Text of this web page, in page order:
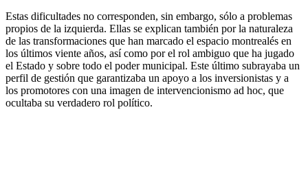
Estas dificultades no corresponden, sin embargo, sólo a problemas
propios de la izquierda. Ellas se explican también por la naturaleza
de las transformaciones que han marcado el espacio montrealés en
los últimos viente años, así como por el rol ambiguo que ha jugado
el Estado y sobre todo el poder municipal. Este último subrayaba un
perfil de gestión que garantizaba un apoyo a los inversionistas y a
los promotores con una imagen de intervencionismo ad hoc, que
ocultaba su verdadero rol político.